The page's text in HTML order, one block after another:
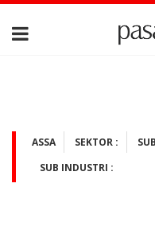
ASSA SEKTOR :
SUB INDUSTRI :